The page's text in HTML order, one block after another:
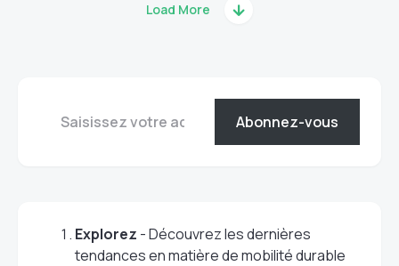
Load More
Abonnez-vous
Explorez - Découvrez les dernières
tendances en matière de mobilité durable